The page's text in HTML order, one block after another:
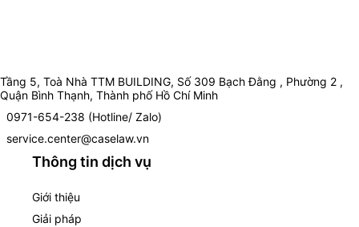
Tầng 5, Toà Nhà TTM BUILDING, Số 309 Bạch Đằng , Phường 2 ,
Quận Bình Thạnh, Thành phố Hồ Chí Minh
0971-654-238 (Hotline/ Zalo)
service.center@caselaw.vn
Thông tin dịch vụ
Giới thiệu
Giải pháp